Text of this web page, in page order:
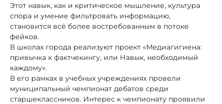
Этот навык, как и критическое мышление, культура
спора и умение фильтровать информацию,
становится всё более востребованным в потоке
фейков.
В школах города реализуют проект «Медиагигиена:
привычка к фактчекингу, или Навык, необходимый
каждому».
В его рамках в учебных учреждениях провели
муниципальный чемпионат дебатов среди
старшеклассников. Интерес к чемпионату проявили